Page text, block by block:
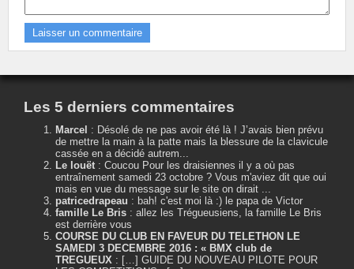
Les 5 derniers commentaires
Marcel : Désolé de ne pas avoir été là ! J’avais bien prévu
de mettre la main à la patte mais la blessure de la clavicule
cassée en a décidé autrem...
Le louët: Coucou Pour les draisiennes il y a où pas
entraînement samedi 23 octobre ? Vous m'aviez dit que oui
mais en vue du message sur le site on dirait ...
patricedrapeau : bah! c'est moi là :) le papa de Victor
famille Le Bris : allez les Trégueusiens, la famille Le Bris
est derrière vous
COURSE DU CLUB EN FAVEUR DU TELETHON LE
SAMEDI 3 DECEMBRE 2016 : « BMX club de
TREGUEUX : […] GUIDE DU NOUVEAU PILOTE POUR